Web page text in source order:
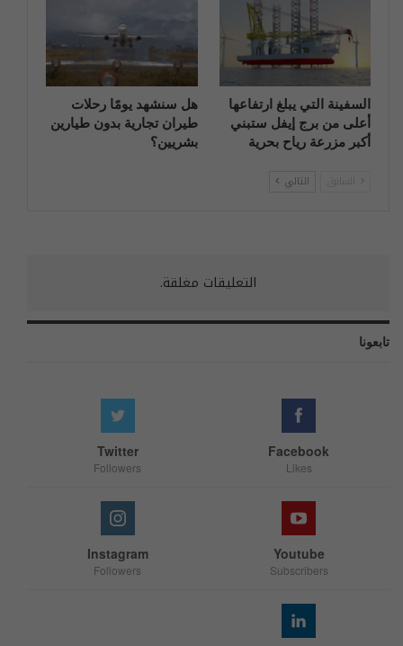
السفينة التي يبلغ ارتفاعها
أعلى من برج إيفل ستبني
أكبر مزرعة رياح بحرية
هل سنشهد يومًا رحلات
طيران تجارية بدون طيارين
بشريين؟
التالي
التعليقات مغلقة.
تابعونا
Facebook
Likes
Twitter
Followers
Youtube
Subscribers
Instagram
Followers